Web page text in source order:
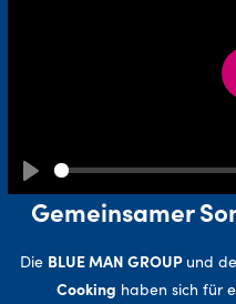
Gemeinsamer
Die BLUE MAN GROUP und
Cooking haben sich für
Play